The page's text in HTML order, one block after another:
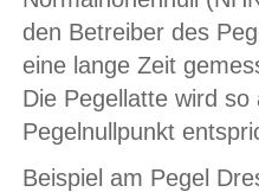
den Betreiber des
eine lange Zeit
Die Pegellatte wird
Pegelnullpunkt
Beispiel am Pegel